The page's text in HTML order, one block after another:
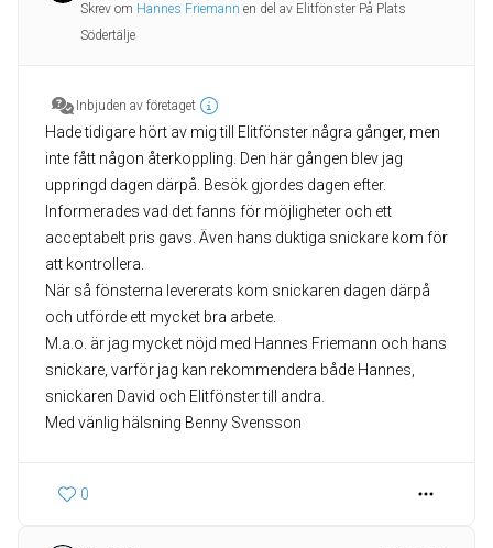
Skrev om Hannes Friemann en del av Elitfönster På Plats
Södertälje
Inbjuden av företaget
Hade tidigare hört av mig till Elitfönster några gånger, men
inte fått någon återkoppling. Den här gången blev jag
uppringd dagen därpå. Besök gjordes dagen efter.
Informerades vad det fanns för möjligheter och ett
acceptabelt pris gavs. Även hans duktiga snickare kom för
att kontrollera.
När så fönsterna levererats kom snickaren dagen därpå
och utförde ett mycket bra arbete.
M.a.o. är jag mycket nöjd med Hannes Friemann och hans
snickare, varför jag kan rekommendera både Hannes,
snickaren David och Elitfönster till andra.
Med vänlig hälsning Benny Svensson
0